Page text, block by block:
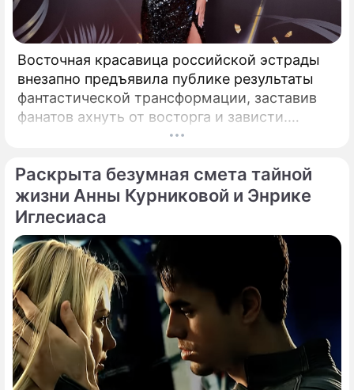
Восточная красавица российской эстрады
внезапно предъявила публике результаты
фантастической трансформации, заставив
фанатов ахнуть от восторга и зависти.
Знаменитая певица Жасмин всегда
формами, однако ее свежие снимки
спровоцировали настоящую бурю в Сети.
Раскрыта безумная смета тайной
жизни Анны Курниковой и Энрике
Иглесиаса